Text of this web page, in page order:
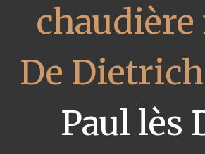
De Dietrich
Paul lès